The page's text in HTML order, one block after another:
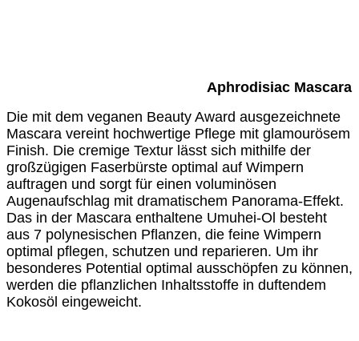
Aphrodisiac Mascara
Die mit dem veganen Beauty Award ausgezeichnete
Mascara vereint hochwertige Pflege mit glamourösem
Finish. Die cremige Textur lässt sich mithilfe der
großzügigen Faserbürste optimal auf Wimpern
auftragen und sorgt für einen voluminösen
Augenaufschlag mit dramatischem Panorama-Effekt.
Das in der Mascara enthaltene Umuhei-Ol besteht
aus 7 polynesischen Pflanzen, die feine Wimpern
optimal pflegen, schutzen und reparieren. Um ihr
besonderes Potential optimal ausschöpfen zu können,
werden die pflanzlichen Inhaltsstoffe in duftendem
Kokosöl eingeweicht.